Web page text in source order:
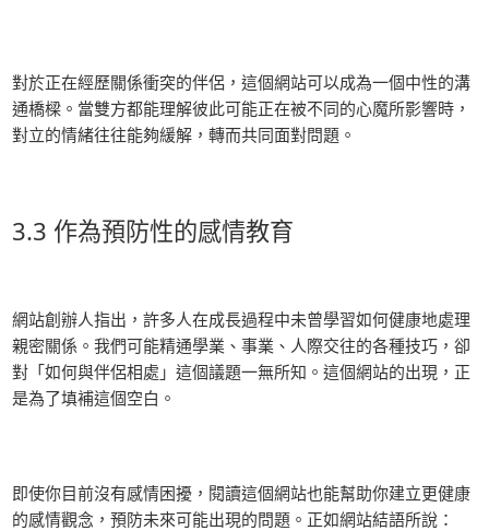
對於正在經歷關係衝突的伴侶，這個網站可以成為一個中性的溝
通橋樑。當雙方都能理解彼此可能正在被不同的心魔所影響時，
對立的情緒往往能夠緩解，轉而共同面對問題。
3.3 作為預防性的感情教育
網站創辦人指出，許多人在成長過程中未曾學習如何健康地處理
親密關係。我們可能精通學業、事業、人際交往的各種技巧，卻
對「如何與伴侶相處」這個議題一無所知。這個網站的出現，正
是為了填補這個空白。
即使你目前沒有感情困擾，閱讀這個網站也能幫助你建立更健康
的感情觀念，預防未來可能出現的問題。正如網站結語所說：